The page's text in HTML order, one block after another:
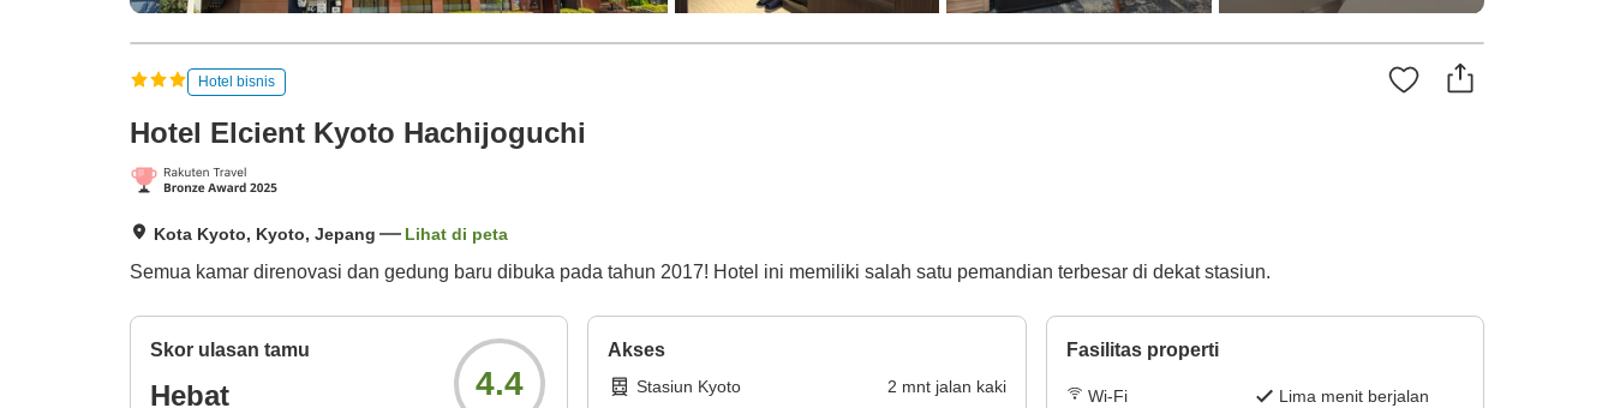
Hotel bisnis
Hotel Elcient Kyoto Hachijoguchi
Kota Kyoto, Kyoto, Jepang Lihat di peta
Semua kamar direnovasi dan gedung baru dibuka pada tahun 2017! Hotel ini memiliki salah satu pemandian terbesar di dekat stasiun.
Skor ulasan tamu
Hebat 4.4
Akses
Stasiun Kyoto 2 mnt jalan kaki
Fasilitas properti
Wi-Fi
Lima menit berjalan